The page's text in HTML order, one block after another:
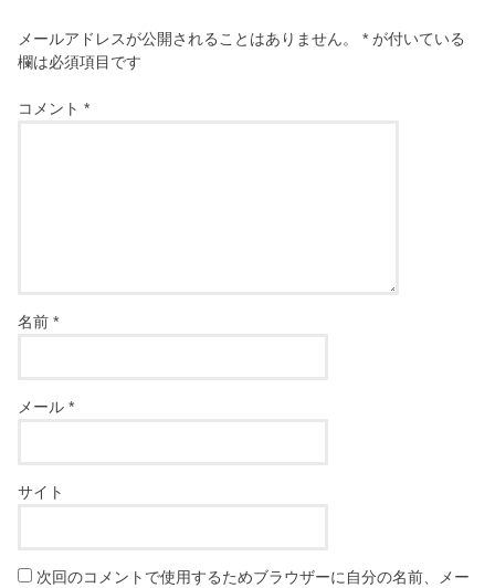
メールアドレスが公開されることはありません。 * が付いている
欄は必須項目です
コメント*
名前*
メール*
サイト
次回のコメントで使用するためブラウザーに自分の名前、メー